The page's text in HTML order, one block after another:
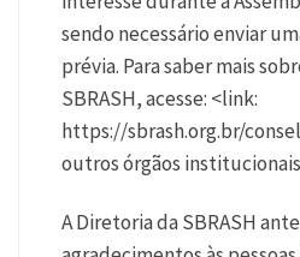
sendo necessário enviar
prévia. Para saber mais
SBRASH, acesse: <link:
https://sbrash.org.br/
outros órgãos institucionais
A Diretoria da SBRASH